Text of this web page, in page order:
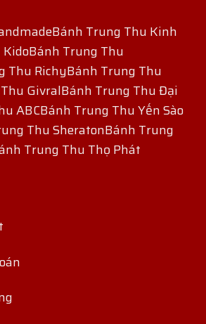
Bánh Trung Thu Kinh
Bánh Trung Thu
Thu RichyBánh Trung Thu
GivralBánh Trung Thu Đại
ABCBánh Trung Thu Yến Sào
Thu SheratonBánh Trung
Trung Thu Thọ Phát